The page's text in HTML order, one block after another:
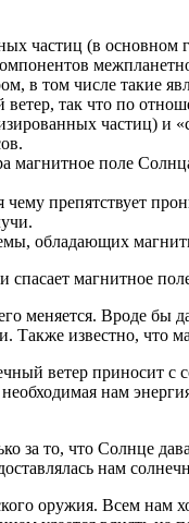
частиц (в
в том числе такие
так что по
частиц) и
магнитное поле
препятствует
обладающих
спасает магнитное
меняется. Вроде
Также известно, что
ветер приносит
нам
за то, что Солнце
нам
оружия. Всем